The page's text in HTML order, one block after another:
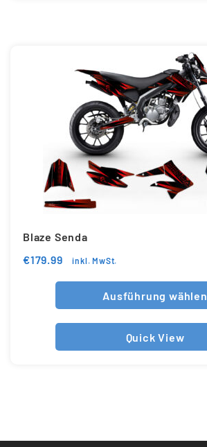
Blaze Senda
€179.99 inkl. MwSt.
Ausführung wählen
Quick View